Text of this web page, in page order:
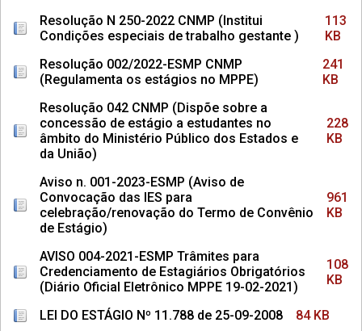
Resolução N 250-2022 CNMP (Institui
Condições especiais de trabalho gestante )
113
KB
Resolução 002/2022-ESMP CNMP
(Regulamenta os estágios no MPPE)
241
KB
Resolução 042 CNMP (Dispõe sobre a
concessão de estágio a estudantes no
âmbito do Ministério Público dos Estados e
da União)
228
KB
Aviso n. 001-2023-ESMP (Aviso de
Convocação das IES para
celebração/renovação do Termo de Convênio
de Estágio)
961
KB
AVISO 004-2021-ESMP Trâmites para
Credenciamento de Estagiários Obrigatórios
(Diário Oficial Eletrônico MPPE 19-02-2021)
108
KB
LEI DO ESTÁGIO Nº 11.788 de 25-09-2008 84 KB